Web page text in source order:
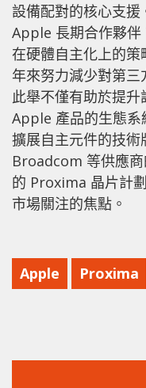
設備配對的核心支
Apple 長期合作夥伴
在硬體自主化上的
年來努力減少對第三
此舉不僅有助於提
Apple 產品的生態
擴展自主元件的技
Broadcom 等供應
的 Proxima 晶片計
市場關注的焦點。
Apple Proxima